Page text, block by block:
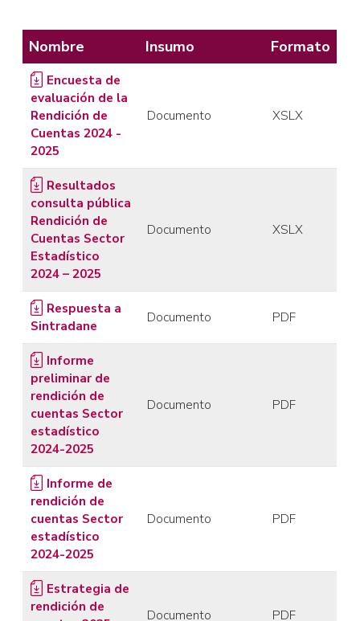
Nombre Insumo Formato
Encuesta de
evaluación de la
Rendición de
Cuentas 2024 -
2025
Documento XSLX
Resultados
consulta pública
Rendición de
Cuentas Sector
Estadístico
2024 – 2025
Documento XSLX
Respuesta a
Sintradane
Documento PDF
Informe
preliminar de
rendición de
cuentas Sector
estadístico
2024-2025
Documento PDF
Informe de
rendición de
cuentas Sector
estadístico
2024-2025
Documento PDF
Estrategia de
rendición de
Documento PDF